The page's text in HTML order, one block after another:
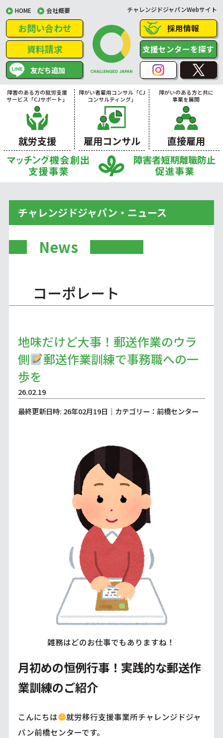
HOME 会社概要 チャレンジドジャパンWebサイト
お問い合わせ
資料請求
友だち追加
採用情報
支援センターを探す
障害のある方の就労支援
サービス「CJサポート」
就労支援
障がい者雇用コンサル「CJ
コンサルティング」
雇用コンサル
障がいのある方と共に
事業を展開
直接雇用
チャレンジドジャパン・ニュース
News
コーポレート
地味だけど大事！郵送作業のウラ
側
郵送作業訓練で事務職への一
歩を
26.02.19
最終更新日時: 26年02月19日｜カテゴリー：前橋センター
雑務はどのお仕事でもありますね！
月初めの恒例行事！実践的な郵送作
業訓練のご紹介
こんにちは
就労移行支援事業所チャレンジドジャ
パン前橋センターです。